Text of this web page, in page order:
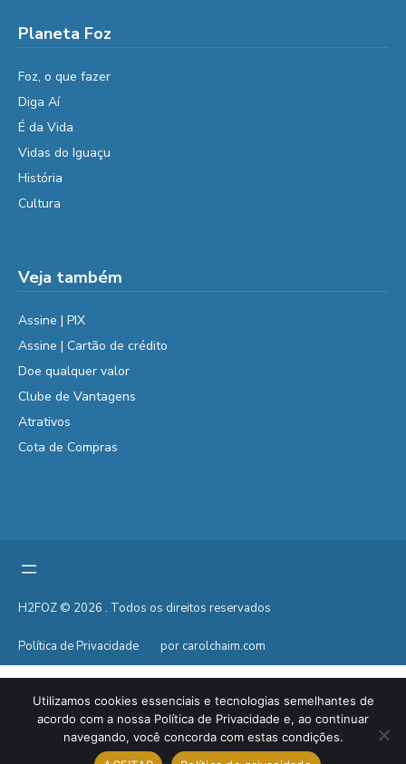
Planeta Foz
Foz, o que fazer
Diga Aí
É da Vida
Vidas do Iguaçu
História
Cultura
Veja também
Assine | PIX
Assine | Cartão de crédito
Doe qualquer valor
Clube de Vantagens
Atrativos
Cota de Compras
H2FOZ © 2026 . Todos os direitos reservados
Política de Privacidade por carolchaim.com
Utilizamos cookies essenciais e tecnologias semelhantes de
acordo com a nossa Política de Privacidade e, ao continuar
navegando, você concorda com estas condições.